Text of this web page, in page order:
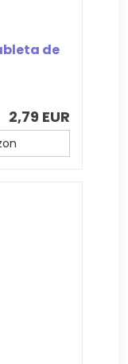
de
2,79 EUR